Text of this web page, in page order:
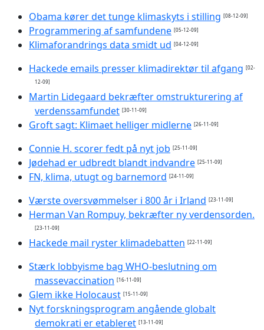
Obama kører det tunge klimaskyts i stilling [08-12-09]
Programmering af samfundene [05-12-09]
Klimaforandrings data smidt ud [04-12-09]
Hackede emails presser klimadirektør til afgang [02-
12-09]
Martin Lidegaard bekræfter omstrukturering af
verdenssamfundet [30-11-09]
Groft sagt: Klimaet helliger midlerne [26-11-09]
Connie H. scorer fedt på nyt job [25-11-09]
Jødehad er udbredt blandt indvandre [25-11-09]
FN, klima, utugt og barnemord [24-11-09]
Værste oversvømmelser i 800 år i Irland [23-11-09]
Herman Van Rompuy, bekræfter ny verdensorden.
[23-11-09]
Hackede mail ryster klimadebatten [22-11-09]
Stærk lobbyisme bag WHO-beslutning om
massevaccination [16-11-09]
Glem ikke Holocaust [15-11-09]
Nyt forskningsprogram angående globalt
demokrati er etableret [13-11-09]